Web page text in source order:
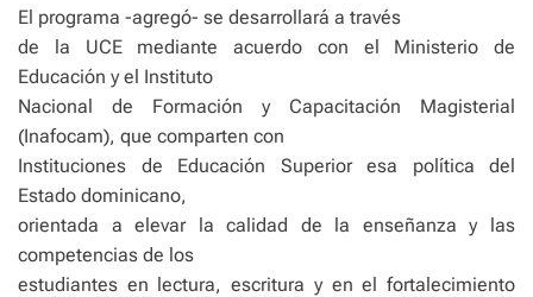
El programa -agregó- se desarrollará a través
de la UCE mediante acuerdo con el Ministerio de
Educación y el Instituto
Nacional de Formación y Capacitación Magisterial
(Inafocam), que comparten con
Instituciones de Educación Superior esa política del
Estado dominicano,
orientada a elevar la calidad de la enseñanza y las
competencias de los
estudiantes en lectura, escritura y en el fortalecimiento